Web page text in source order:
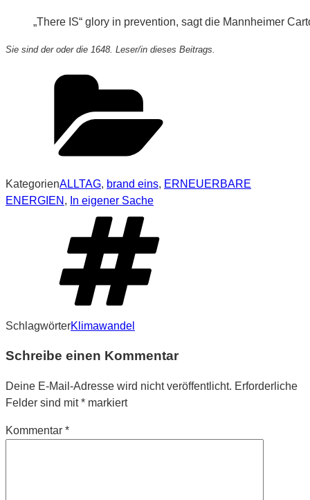
„There IS“ glory in prevention, sagt die Mannheimer
Sie sind der oder die 1648. Leser/in dieses Beitrags.
KategorienALLTAG, brand eins, ERNEUERBARE
ENERGIEN , In eigener Sache
SchlagwörterKlimawandel
Schreibe einen Kommentar
Deine E-Mail-Adresse wird nicht veröffentlicht. Erforderliche
Felder sind mit* markiert
Kommentar *